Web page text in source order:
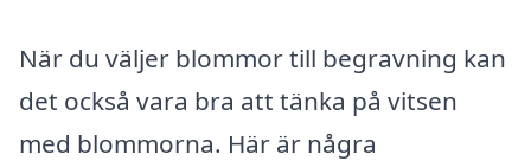
När du väljer blommor till begravning kan
det också vara bra att tänka på vitsen
med blommorna. Här är några